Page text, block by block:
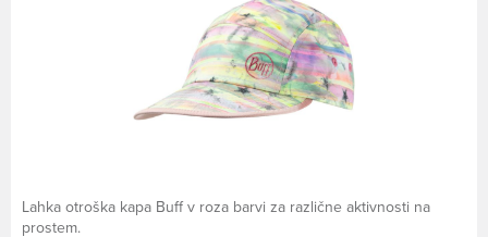
Lahka otroška kapa Buff v roza barvi za različne aktivnosti na
prostem.